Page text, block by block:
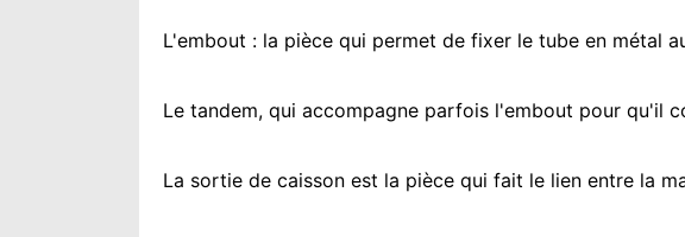
L'embout : la pièce qui permet de fixer le tube en métal
Le tandem, qui accompagne parfois l'embout pour qu'il
La sortie de caisson est la pièce qui fait le lien entre la